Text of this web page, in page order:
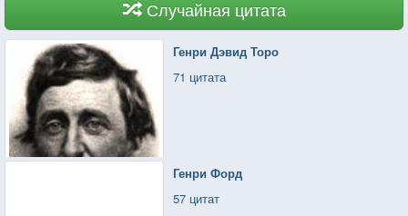
Случайная цитата
Генри Дэвид Торо
71 цитата
Генри Форд
57 цитат